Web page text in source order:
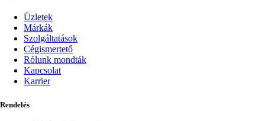
Üzletek
Márkák
Szolgáltatások
Cégismertető
Rólunk mondták
Kapcsolat
Karrier
Rendelés